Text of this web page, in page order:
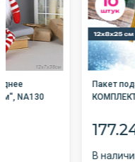
NA130
Пакет
ЗОЛОТАЯ
В